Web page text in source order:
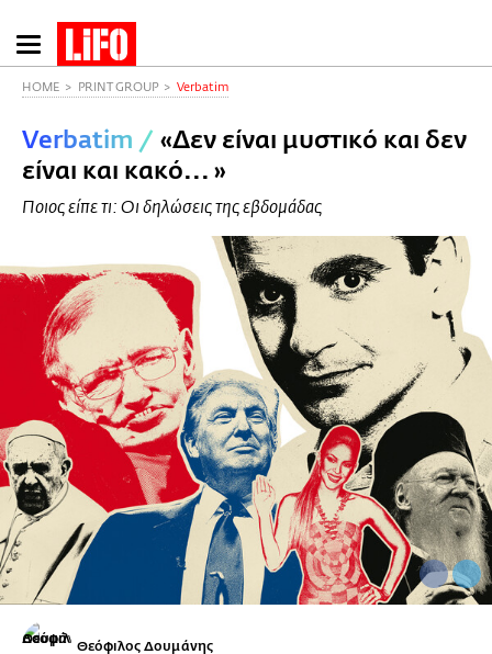
Παράκαμψη
προς
περιεχόμενο
HOME PRINT GROUP Verbatim
Verbatim / «Δεν είναι μυστικό και δεν
είναι και κακό... »
Ποιος είπε τι: Οι δηλώσεις της εβδομάδας
Θεόφιλος Δουμάνης